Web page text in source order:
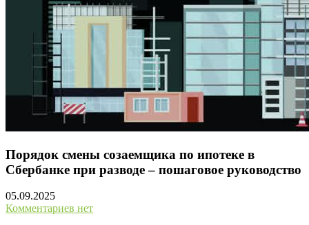
Порядок смены созаемщика по ипотеке в
Сбербанке при разводе – пошаговое руководство
05.09.2025
Комментариев нет